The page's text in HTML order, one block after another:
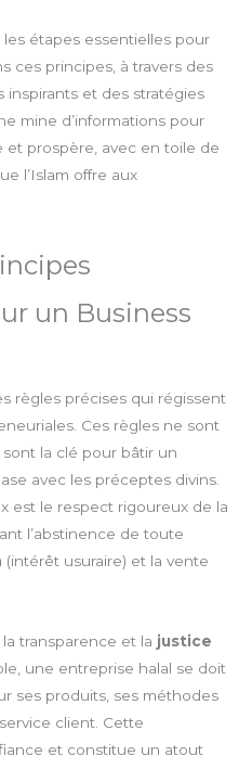
étapes essentielles pour
ces principes, à travers des
inspirants et des stratégies
mine d’informations pour
prospère, avec en toile de
l’Islam offre aux
un Business
règles précises qui régissent
Ces règles ne sont
la clé pour bâtir un
avec les préceptes divins.
est le respect rigoureux de la
l’abstinence de toute
(intérêt usuraire) et la vente
transparence et la justice
une entreprise halal se doit
ses produits, ses méthodes
client. Cette
et constitue un atout